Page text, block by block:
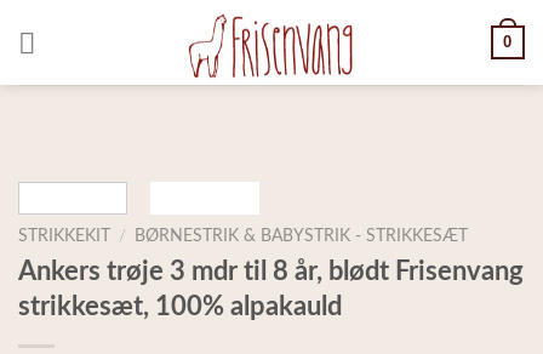
0
STRIKKEKIT / BØRNESTRIK & BABYSTRIK - STRIKKESÆT
Ankers trøje 3 mdr til 8 år, blødt Frisenvang
strikkesæt, 100% alpakauld